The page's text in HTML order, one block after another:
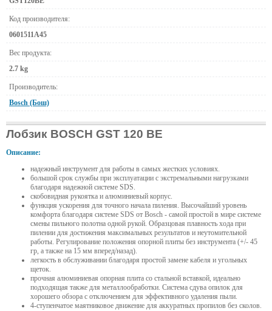
Код производителя:
0601511A45
Вес продукта:
2.7 kg
Производитель:
Bosch (Бош)
Лобзик BOSCH GST 120 BE
Описание:
надежный инструмент для работы в самых жестких условиях.
большой срок службы при эксплуатации с экстремальными нагрузками
благодаря надежной системе SDS.
скобовидная рукоятка и алюминиевый корпус.
функция ускорения для точного начала пиления. Высочайший уровень
комфорта благодаря системе SDS от Bosch - самой простой в мире системе
смены пильного полотна одной рукой. Образцовая плавность хода при
пилении для достижения максимальных результатов и неутомительной
работы. Регулирование положения опорной плиты без инструмента (+/- 45
гр, а также на 15 мм вперед/назад).
легкость в обслуживании благодаря простой замене кабеля и угольных
щеток.
прочная алюминиевая опорная плита со стальной вставкой, идеально
подходящая также для металлообработки. Система сдува опилок для
хорошего обзора с отключением для эффективного удаления пыли.
4-ступенчатое маятниковое движение для аккуратных пропилов без сколов.